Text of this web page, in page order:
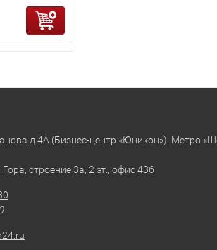
д.4А (Бизнес-центр «Юникон»). Метро
строение 3а, 2 эт., офис 436